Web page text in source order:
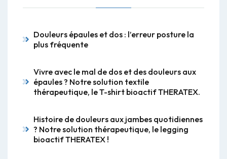
Douleurs épaules et dos : l’erreur posture la
plus fréquente
Vivre avec le mal de dos et des douleurs aux
épaules ? Notre solution textile
thérapeutique, le T-shirt bioactif THERATEX.
Histoire de douleurs aux jambes quotidiennes
? Notre solution thérapeutique, le legging
bioactif THERATEX !